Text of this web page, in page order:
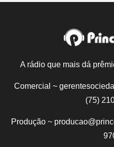
A rádio que mais dá
Comercial ~
(75)
Produção ~